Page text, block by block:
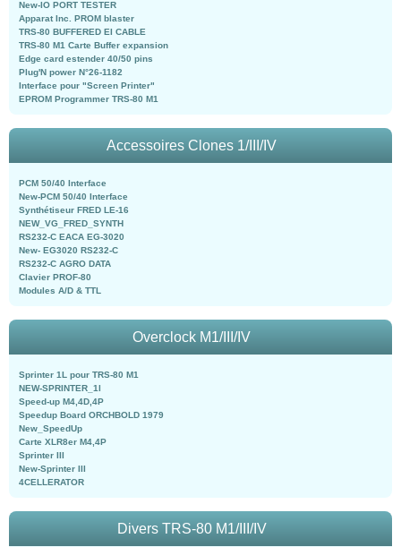
New-IO PORT TESTER
Apparat Inc. PROM blaster
TRS-80 BUFFERED EI CABLE
TRS-80 M1 Carte Buffer expansion
Edge card estender 40/50 pins
Plug'N power N°26-1182
Interface pour "Screen Printer"
EPROM Programmer TRS-80 M1
Accessoires Clones 1/III/IV
PCM 50/40 Interface
New-PCM 50/40 Interface
Synthétiseur FRED LE-16
NEW_VG_FRED_SYNTH
RS232-C EACA EG-3020
New- EG3020 RS232-C
RS232-C AGRO DATA
Clavier PROF-80
Modules A/D & TTL
Overclock M1/III/IV
Sprinter 1L pour TRS-80 M1
NEW-SPRINTER_1l
Speed-up M4,4D,4P
Speedup Board ORCHBOLD 1979
New_SpeedUp
Carte XLR8er M4,4P
Sprinter III
New-Sprinter III
4CELLERATOR
Divers TRS-80 M1/III/IV